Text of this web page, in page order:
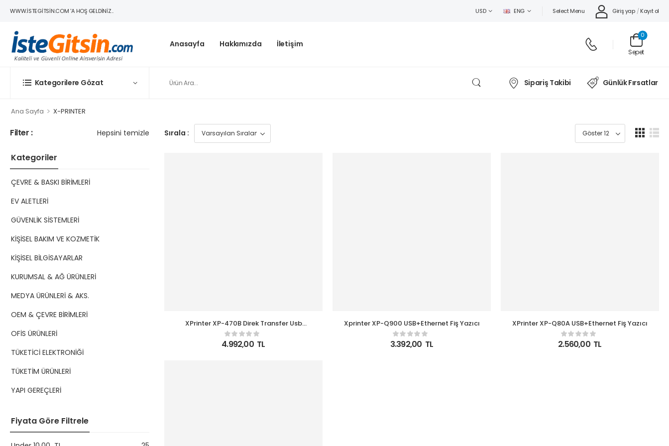
WWW.ISTEGITSIN.COM 'A HOŞ GELDINIZ.. USD ENG Select Menu Giriş yap / Kayıt ol
Anasayfa Hakkımızda İletişim
Sepet
0
Kategorilere Gözat Sipariş Takibi Günlük Fırsatlar
Ana Sayfa > X-PRINTER
Filter : Hepsini temizle
Kategoriler
ÇEVRE & BASKI BİRİMLERİ
EV ALETLERİ
GÜVENLİK SİSTEMLERİ
KİŞİSEL BAKIM VE KOZMETİK
KİŞİSEL BİLGİSAYARLAR
KURUMSAL & AĞ ÜRÜNLERİ
MEDYA ÜRÜNLERİ & AKS.
OEM & ÇEVRE BİRİMLERİ
OFİS ÜRÜNLERİ
TÜKETİCİ ELEKTRONİĞİ
TÜKETİM ÜRÜNLERİ
YAPI GEREÇLERİ
Fiyata Göre Filtrele
Sırala :
XPrinter XP-470B Direk Transfer Usb
Barkod Yazıcı
4.992,00 TL
Xprinter XP-Q900 USB+Ethernet Fiş Yazıcı
3.392,00 TL
XPrinter XP-Q80A USB+Ethernet Fiş Yazıcı
2.560,00 TL